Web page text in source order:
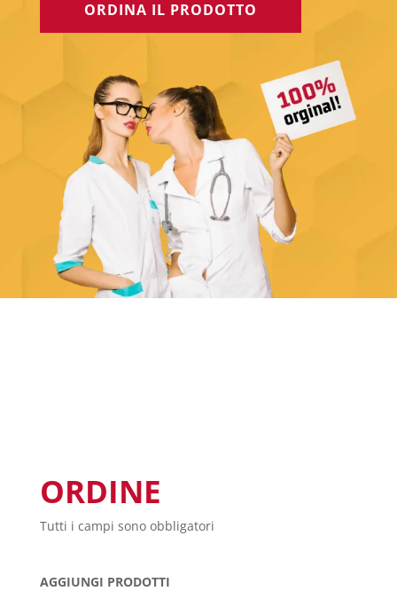
ORDINA IL PRODOTTO
ORDINE
Tutti i campi sono obbligatori
AGGIUNGI PRODOTTI